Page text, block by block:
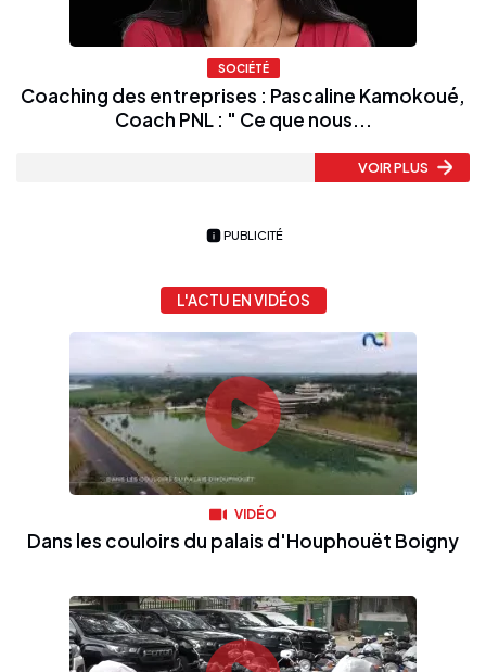
SOCIÉTÉ
Coaching des entreprises : Pascaline Kamokoué,
Coach PNL : " Ce que nous...
VOIR PLUS
PUBLICITÉ
L'ACTU EN VIDÉOS
VIDÉO
Dans les couloirs du palais d'Houphouët Boigny